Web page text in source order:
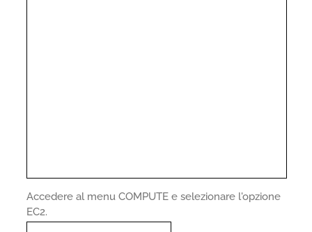
Accedere al menu COMPUTE e selezionare l'opzione
EC2.